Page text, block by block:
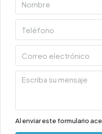
Al enviar este formulario